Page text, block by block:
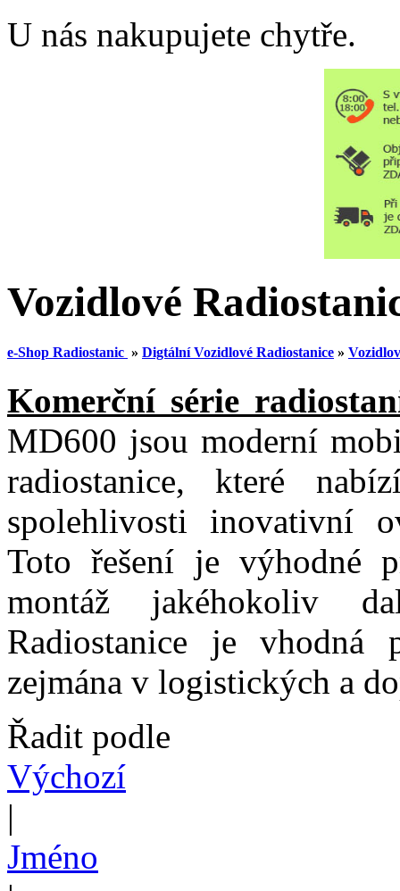
U nás nakupujete chytře.
Vozidlové
e-Shop Radiostanic » Digtální Vozidlové Radiostanice »
Komerční série
MD600 jsou moderní
radiostanice, které
spolehlivosti inovativní
Toto řešení je výhodné
montáž jakéhokoliv
Radiostanice je
zejmána v logistických a
Řadit podle
Výchozí
|
Jméno